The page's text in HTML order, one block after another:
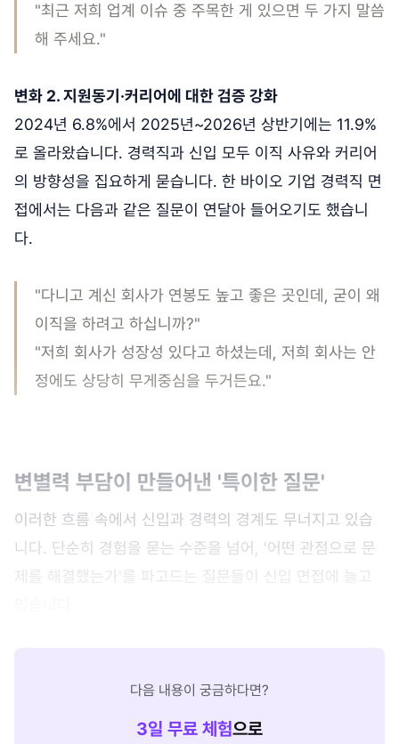
"최근 저희 업계 이슈 중 주목한 게 있으면 두 가지 말씀
해 주세요."
변화 2. 지원동기·커리어에 대한 검증 강화
2024년 6.8%에서 2025년~2026년 상반기에는 11.9%
로 올라왔습니다. 경력직과 신입 모두 이직 사유와 커리어
의 방향성을 집요하게 묻습니다. 한 바이오 기업 경력직 면
접에서는 다음과 같은 질문이 연달아 들어오기도 했습니
다.
"다니고 계신 회사가 연봉도 높고 좋은 곳인데, 굳이 왜
이직을 하려고 하십니까?"
"저희 회사가 성장성 있다고 하셨는데, 저희 회사는 안
정에도 상당히 무게중심을 두거든요."
변별력 부담이 만들어낸 '특이한 질문'
이러한 흐름 속에서 신입과 경력의 경계도 무너지고 있습
니다. 단순히 경험을 묻는 수준을 넘어, '어떤 관점으로 문
제를 해결했는가'를 파고드는 질문들이 신입 면접에 늘고
다음 내용이 궁금하다면?
3일 무료 체험으로